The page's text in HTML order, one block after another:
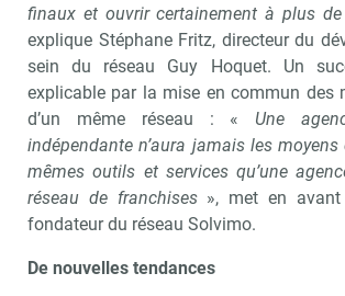
finaux et ouvrir certainement à plus
explique Stéphane Fritz, directeur du
sein du réseau Guy Hoquet. Un
explicable par la mise en commun des
d’un même réseau : « Une
indépendante n’aura jamais les
mêmes outils et services qu’une
réseau de franchises», met en avant
fondateur du réseau Solvimo.
De nouvelles tendances